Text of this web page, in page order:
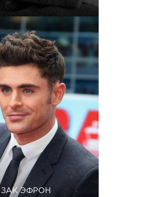
ЗАК ЭФРОН